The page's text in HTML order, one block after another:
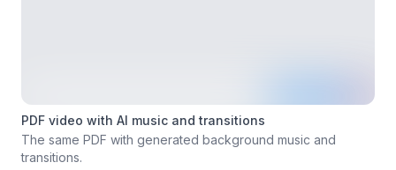
PDF video with AI music and transitions
The same PDF with generated background music and
transitions.